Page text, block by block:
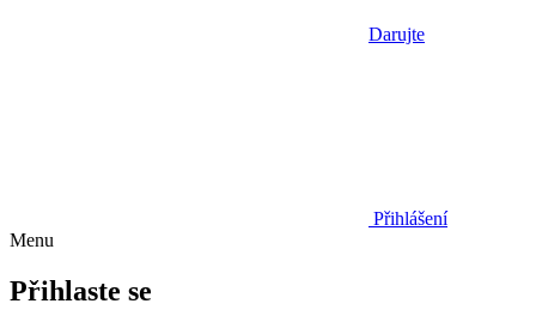
Darujte
Přihlášení
Menu
Přihlaste se